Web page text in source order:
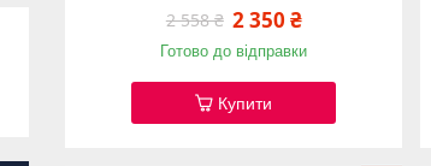
2 558 ₴ 2 350 ₴
Готово до відправки
Купити